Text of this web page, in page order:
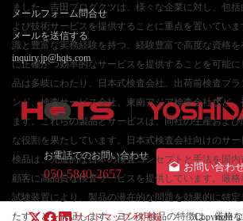
ました。吉田プロダクツは、様々な企業に対し、包
よび技術サービスを提供することに重点を置いてい
識と豊富な実務経験を持つ、経験豊富で高度な資格
に正確かつ効率的なサービスを提供することを可能
品は多岐にわたり、日本式検査会社、出荷前検査ブ
ンド、検査サービス会社、東南アジア検査会社など
ます。これらの製品とサービスは、同社の生産およ
な役割を果たしています。日本式検査会社向けのサ
検品は、先進的な日本の検査コンセプトと手法を国内
顧客に高品質な検査サービスを提供しています。厳
試験装置により、製品の潜在的な問題を効果的に特
たすことを保証します。ヨシダ 検品の特徴は、厳格
メールフォーム問合せ
メールを送信する
inquiry.jp@hqts.com
お電話でのお問い合わせ
050-5840-2657
お問い合わ
サイトマップ 利用規 Copyright